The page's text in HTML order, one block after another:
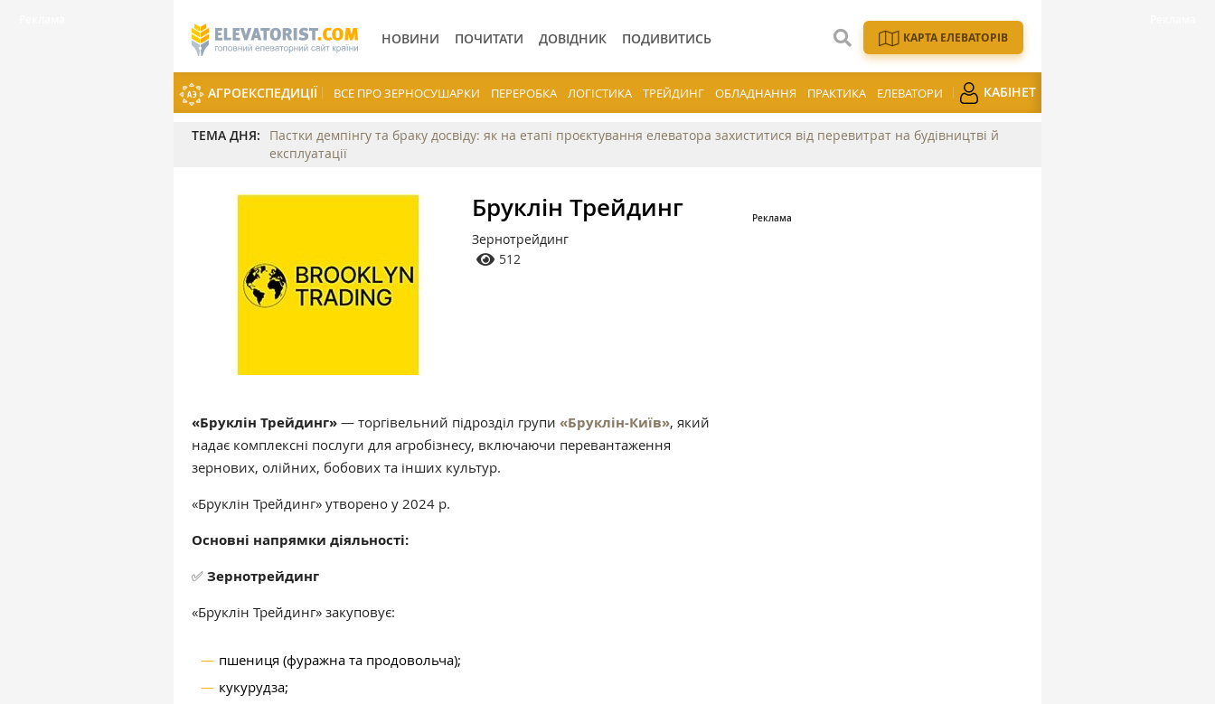
НОВИНИ ПОЧИТАТИ ДОВІДНИК ПОДИВИТИСЬ КАРТА ЕЛЕВАТОРІВ
АГРОЕКСПЕДИЦІЇ ВСЕ ПРО ЗЕРНОСУШАРКИ ПЕРЕРОБКА ЛОГІСТИКА ТРЕЙДИНГ ОБЛАДНАННЯ ПРАКТИКА ЕЛЕВАТОРИ КАБІНЕТ
ТЕМА ДНЯ:
Пастки демпінгу та браку досвіду: як на етапі проєктування елеватора захиститися від перевитрат на будівництві й
експлуатації
Бруклін Трейдинг
Зернотрейдинг
512
«Бруклін Трейдинг» — торгівельний підрозділ групи «Бруклін-Київ», який
надає комплексні послуги для агробізнесу, включаючи перевантаження
зернових, олійних, бобових та інших культур.
«Бруклін Трейдинг» утворено у 2024 р.
Основні напрямки діяльності:
✅ Зернотрейдинг
«Бруклін Трейдинг» закуповує:
пшениця (фуражна та продовольча);
кукурудза;